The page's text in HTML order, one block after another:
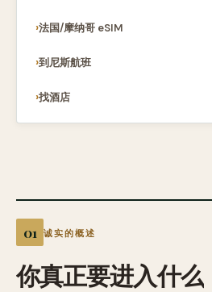
诚实的概述
你真正要进入什么
法国/摩纳哥 eSIM
到尼斯航班
找酒店